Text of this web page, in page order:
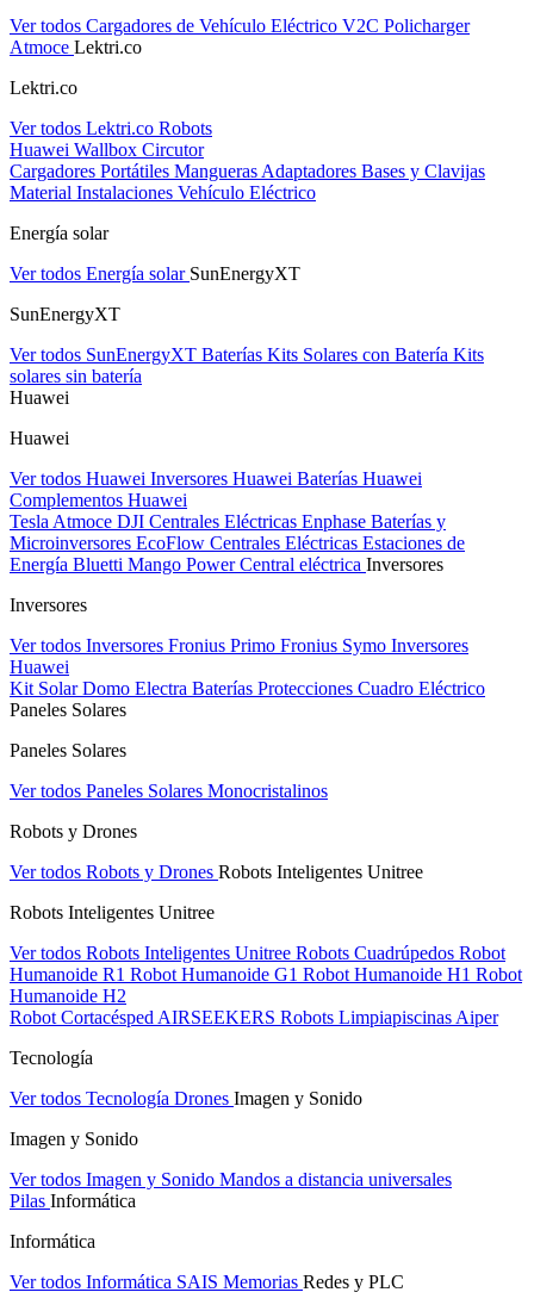
Ver todos Cargadores de Vehículo Eléctrico V2C Policharger
Atmoce Lektri.co
Lektri.co
Ver todos Lektri.co Robots
Huawei Wallbox Circutor
Cargadores Portátiles Mangueras Adaptadores Bases y Clavijas
Material Instalaciones Vehículo Eléctrico
Energía solar
Ver todos Energía solar SunEnergyXT
SunEnergyXT
Ver todos SunEnergyXT Baterías Kits Solares con Batería Kits
solares sin batería
Huawei
Huawei
Ver todos Huawei Inversores Huawei Baterías Huawei
Complementos Huawei
Tesla Atmoce DJI Centrales Eléctricas Enphase Baterías y
Microinversores EcoFlow Centrales Eléctricas Estaciones de
Energía Bluetti Mango Power Central eléctrica Inversores
Inversores
Ver todos Inversores Fronius Primo Fronius Symo Inversores
Huawei
Kit Solar Domo Electra Baterías Protecciones Cuadro Eléctrico
Paneles Solares
Paneles Solares
Ver todos Paneles Solares Monocristalinos
Robots y Drones
Ver todos Robots y Drones Robots Inteligentes Unitree
Robots Inteligentes Unitree
Ver todos Robots Inteligentes Unitree Robots Cuadrúpedos Robot
Humanoide R1 Robot Humanoide G1 Robot Humanoide H1 Robot
Humanoide H2
Robot Cortacésped AIRSEEKERS Robots Limpiapiscinas Aiper
Tecnología
Ver todos Tecnología Drones Imagen y Sonido
Imagen y Sonido
Ver todos Imagen y Sonido Mandos a distancia universales
Pilas Informática
Informática
Ver todos Informática SAIS Memorias Redes y PLC